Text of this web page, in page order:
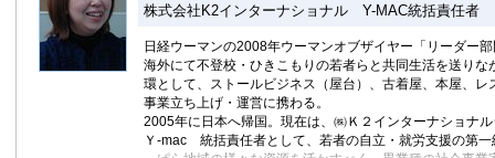
携わっている。
著書：
「少子化時代の保育園」 岩波書店 1999年
「保育園は、いま」 岩波書店 1997年
「子育ては、いま」 岩波書店 2003年
「子育てしやすい社会」 ミネルヴァ書房 2004年
「福祉がいまできることー横浜市副市長の経験から」岩
株式会社K2インターナショナル Y-MAC統括責任者
日経ウーマンの2008年ウーマンオブザイヤー「リーダー
海外にて不登校・ひきこもりの若者らと共同生活を送りな
環として、ストールビジネス（屋台）、古着屋、本屋、レ
事業立ち上げ・運営に携わる。
2005年に日本へ帰国。現在は、㈱Ｋ２インターナショナ
Ｙ-mac 統括責任者として、若者の自立・就労支援の第一